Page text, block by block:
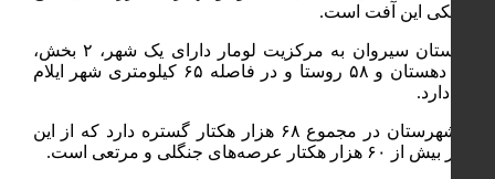
مکانیکی این آفت است.
شهرستان سیروان به مرکزیت لومار دارای یک شهر، ۲ بخش،
چهار دهستان و ۵۸ روستا و در فاصله ۶۵ کیلومتری شهر ایلام
قرار دارد.
این شهرستان در مجموع ۶۸ هزار هکتار گستره دارد که از این
مقدار بیش از ۶۰ هزار هکتار عرصه‌های جنگلی و مرتعی است.